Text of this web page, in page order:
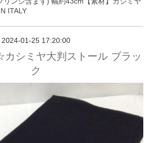
ITALY
2024-01-25 17:20:00
カシミヤ大判ストール ブラッ
ク